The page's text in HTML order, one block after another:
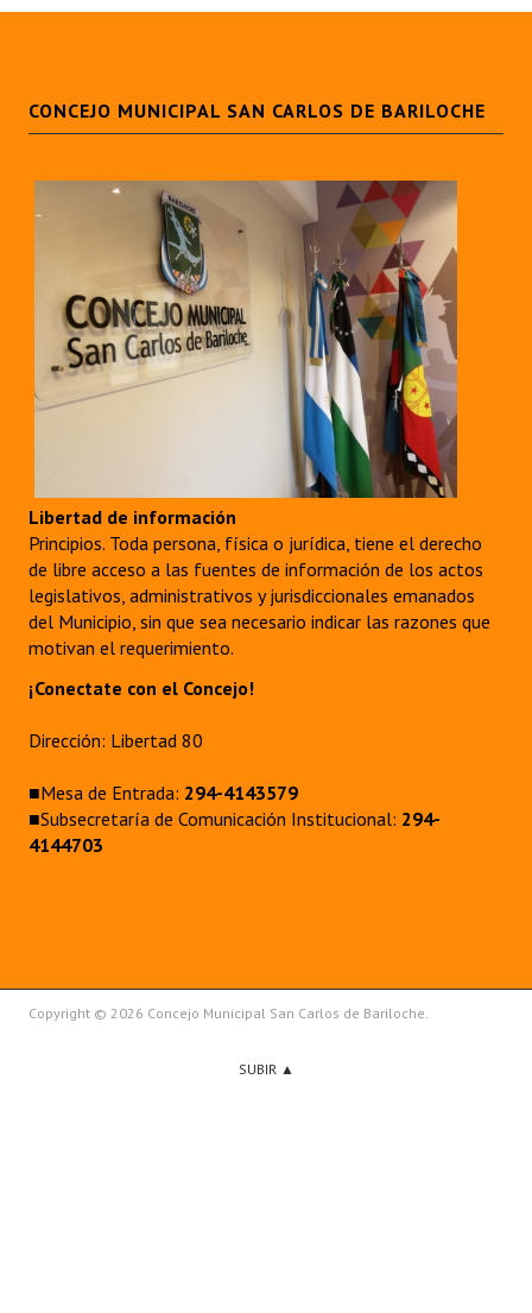
CONCEJO MUNICIPAL SAN CARLOS DE BARILOCHE
Libertad de información
Principios. Toda persona, física o jurídica, tiene el derecho
de libre acceso a las fuentes de información de los actos
legislativos, administrativos y jurisdiccionales emanados
del Municipio, sin que sea necesario indicar las razones que
motivan el requerimiento.
¡Conectate con el Concejo!
Dirección: Libertad 80
■Mesa de Entrada: 294-4143579
■Subsecretaría de Comunicación Institucional: 294-
4144703
Copyright © 2026 Concejo Municipal San Carlos de Bariloche.
SUBIR ▲